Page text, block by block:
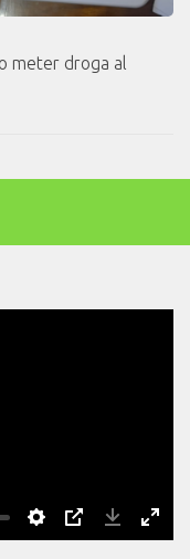
meter droga al